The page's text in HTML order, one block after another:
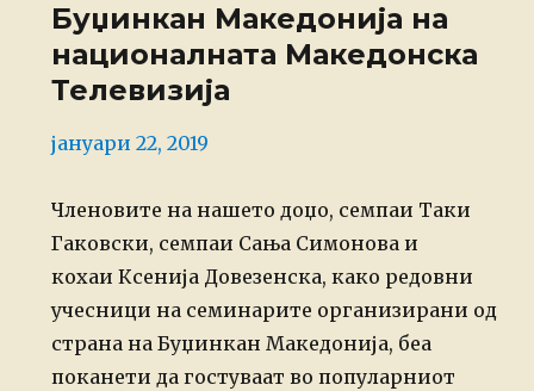
Буџинкан Македонија на
националната Македонска
Телевизија
Posted
јануари 22, 2019
Членовите на нашето доџо, семпаи Таки
Гаковски, семпаи Сања Симонова и
кохаи Ксенија Довезенска, како редовни
учесници на семинарите организирани од
страна на Буџинкан Македонија, беа
поканети да гостуваат во популарниот